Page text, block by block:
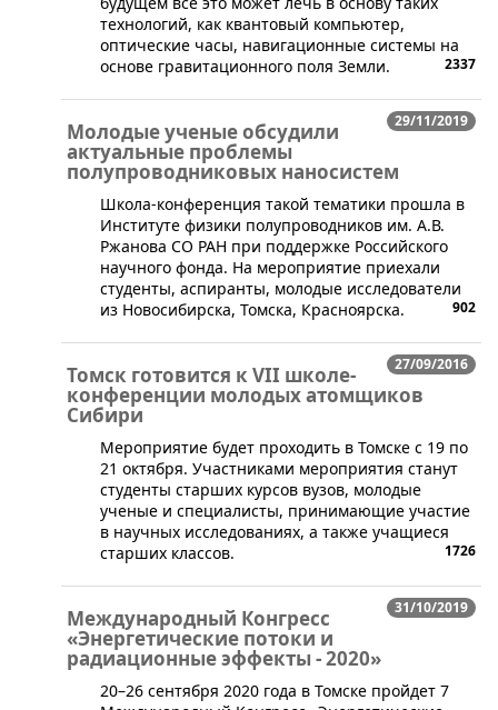
технологий, как квантовый компьютер,
оптические часы, навигационные системы на
основе гравитационного поля Земли.
2337
29/11/2019
Молодые ученые обсудили
актуальные проблемы
полупроводниковых наносистем
​Школа-конференция такой тематики прошла в
Институте физики полупроводников им. А.В.
Ржанова СО РАН при поддержке Российского
научного фонда. На мероприятие приехали
студенты, аспиранты, молодые исследователи
из Новосибирска, Томска, Красноярска.
902
27/09/2016
Томск готовится к VII школе-
конференции молодых атомщиков
Сибири
​Мероприятие будет проходить в Томске с 19 по
21 октября. Участниками мероприятия станут
студенты старших курсов вузов, молодые
ученые и специалисты, принимающие участие
в научных исследованиях, а также учащиеся
старших классов.
1726
31/10/2019
Международный Конгресс
«Энергетические потоки и
радиационные эффекты - 2020»
20–26 сентября 2020 года в Томске пройдет 7